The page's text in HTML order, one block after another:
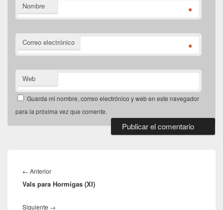
Nombre *
Correo electrónico *
Web
Guarda mi nombre, correo electrónico y web en este navegador
para la próxima vez que comente.
de
entradas
← AnteriorEntrada
anterior:
Vals para Hormigas (XI)
Siguiente →